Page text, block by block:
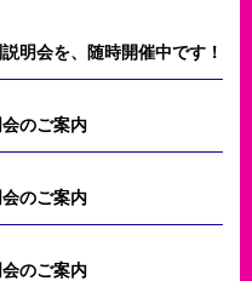
明会を、随時開催中です！
のご案内
のご案内
のご案内